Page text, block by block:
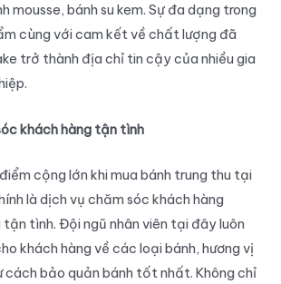
mousse, bánh su kem. Sự đa dạng trong
cùng với cam kết về chất lượng đã
trở thành địa chỉ tin cậy của nhiều gia
khách hàng tận tình
cộng lớn khi mua bánh trung thu tại
là dịch vụ chăm sóc khách hàng
tận tình. Đội ngũ nhân viên tại đây luôn
khách hàng về các loại bánh, hương vị
cách bảo quản bánh tốt nhất. Không chỉ